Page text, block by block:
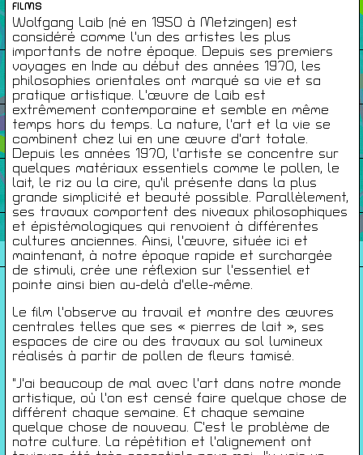
FILMS
Wolfgang Laib (né en 1950 à Metzingen) est
considéré comme l'un des artistes les plus
importants de notre époque. Depuis ses premiers
voyages en Inde au début des années 1970, les
philosophies orientales ont marqué sa vie et sa
pratique artistique. L'œuvre de Laib est
extrêmement contemporaine et semble en même
temps hors du temps. La nature, l'art et la vie se
combinent chez lui en une œuvre d'art totale.
Depuis les années 1970, l'artiste se concentre sur
quelques matériaux essentiels comme le pollen, le
lait, le riz ou la cire, qu'il présente dans la plus
grande simplicité et beauté possible. Parallèlement,
ses travaux comportent des niveaux philosophiques
et épistémologiques qui renvoient à différentes
cultures anciennes. Ainsi, l'œuvre, située ici et
maintenant, à notre époque rapide et surchargée
de stimuli, crée une réflexion sur l'essentiel et
pointe ainsi bien au-delà d'elle-même.
Le film l'observe au travail et montre des œuvres
centrales telles que ses « pierres de lait », ses
espaces de cire ou des travaux au sol lumineux
réalisés à partir de pollen de fleurs tamisé.
"J'ai beaucoup de mal avec l'art dans notre monde
artistique, où l'on est censé faire quelque chose de
différent chaque semaine. Et chaque semaine
quelque chose de nouveau. C'est le problème de
notre culture. La répétition et l'alignement ont
Podcasts
À Propos
Infos Pratiques
Cartes De Membre
Saisons Précédentes
À propos
Infos pratiques
Carte de membres
S'inscrire à la Newsletter
Mentions légales
Politique de confidentialité